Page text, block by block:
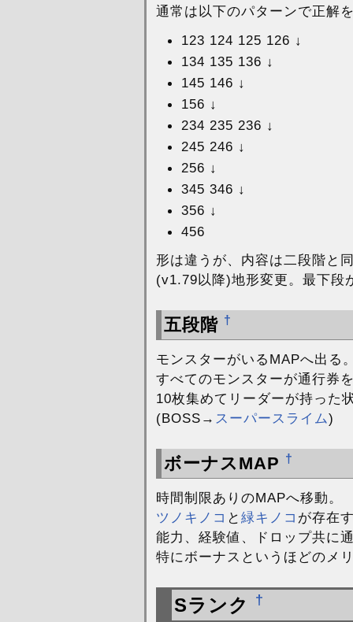
通常は以下のパターンで正解
123 124 125 126 ↓
134 135 136 ↓
145 146 ↓
156 ↓
234 235 236 ↓
245 246 ↓
256 ↓
345 346 ↓
356 ↓
456
形は違うが、内容は二段階と
(v1.79以降)地形変更。最下段
五段階 †
モンスターがいるMAPへ出る
すべてのモンスターが通行券
10枚集めてリーダーが持った
(BOSS→ スーパースライム)
ボーナスMAP †
時間制限ありのMAPへ移動。
ツノキノコ と 緑キノコ が存在
能力、経験値、ドロップ共に
特にボーナスというほどのメ
Sランク †